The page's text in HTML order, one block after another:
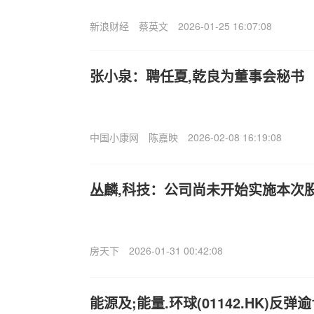
新浪财经 蔡英文 2026-01-25 16:07:08
张小泉：聘任夏,乾良为董事会秘书
中国小康网 陈嘉映 2026-02-08 16:19:08
丛麟,科技：公司尚未开始实施本次
房天下 2026-01-31 00:42:08
能源及;能量.环球(01142.HK)反弹